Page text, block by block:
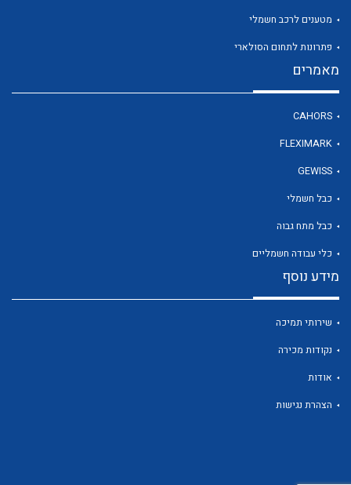
לכל מוצרי היצרן
מטענים לרכב חשמלי
פתרונות לתחום הסולארי
מאמרים
CAHORS
FLEXIMARK
GEWISS
כבל חשמלי
כבל מתח גבוה
כלי עבודה חשמליים
מידע נוסף
שירותי תמיכה
נקודות מכירה
אודות
הצהרת נגישות